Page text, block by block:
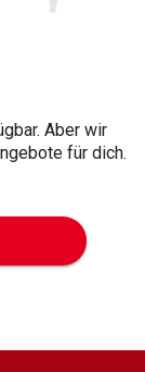
Aber wir
für dich.